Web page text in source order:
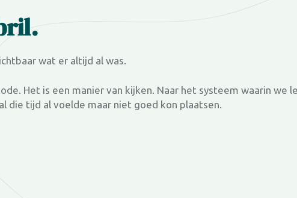
wat er altijd al was.
Het is een manier van kijken. Naar het systeem waarin we
die tijd al voelde maar niet goed kon plaatsen.